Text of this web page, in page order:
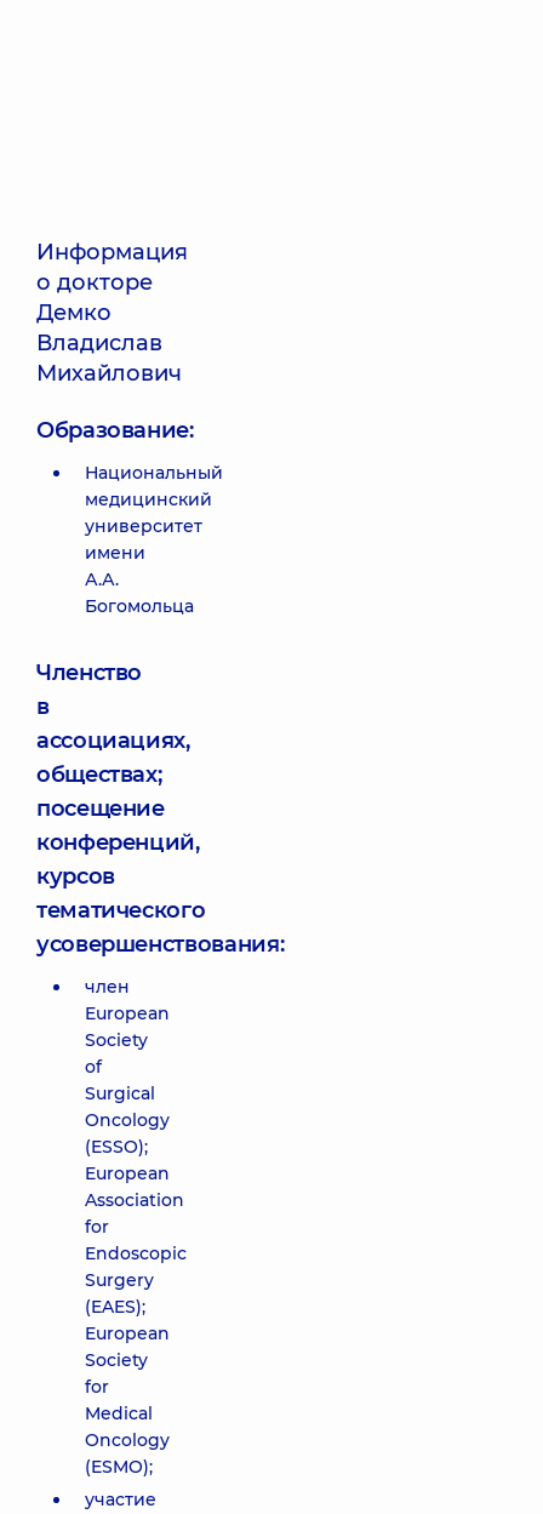
Информация
о докторе
Демко
Владислав
Михайлович
Образование:
Национальный
медицинский
университет
имени
А.А.
Богомольца
Членство
в
ассоциациях,
обществах;
посещение
конференций,
курсов
тематического
усовершенствования:
член
European
Society
of
Surgical
Oncology
(ESSO);
European
Association
for
Endoscopic
Surgery
(EAES);
European
Society
for
Medical
Oncology
(ESMO);
участие